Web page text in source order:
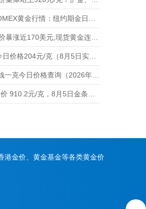
港金价、黄金基金等各类黄金价